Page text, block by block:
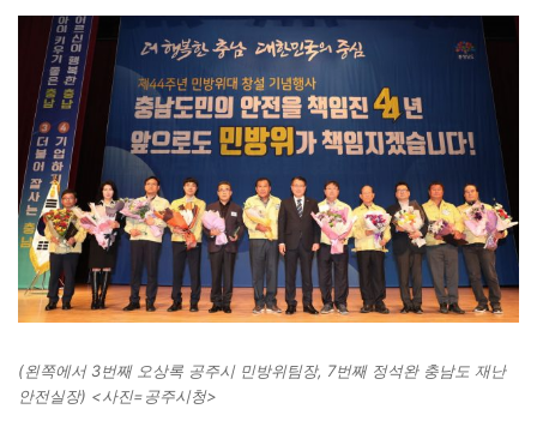
(왼쪽에서 3번째 오상록 공주시 민방위팀장, 7번째 정석완 충남도 재난
안전실장) <사진=공주시청>